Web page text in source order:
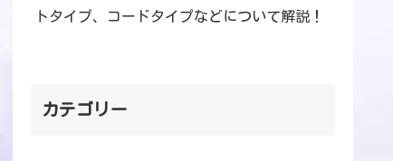
トタイプ、コードタイプなどについて解説！
カテゴリー